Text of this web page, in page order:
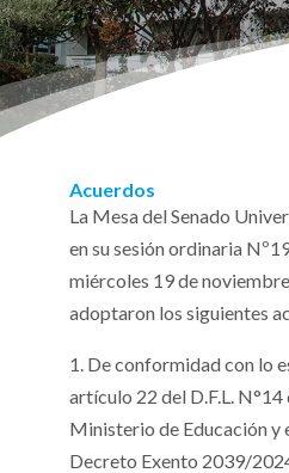
Acuerdos
La Mesa del Senado
en su sesión ordinaria
miércoles 19 de
adoptaron los siguientes
1. De conformidad con lo
artículo 22 del D.F.L.
Ministerio de Educación y
Decreto Exento 2039/